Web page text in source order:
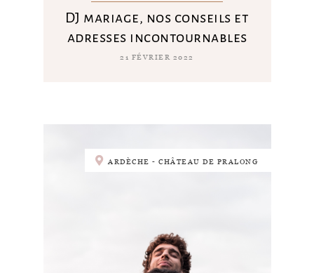
DJ mariage, nos conseils et
adresses incontournables
21 FÉVRIER 2022
ARDÈCHE - CHÂTEAU DE PRALONG